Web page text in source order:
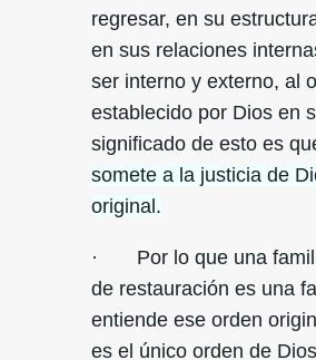
regresar, en su
en sus relaciones
ser interno y externo, al
establecido por Dios en
significado de esto es
somete a la justicia de
original.
· Por lo que una
de restauración es una
entiende ese orden
es el único orden de